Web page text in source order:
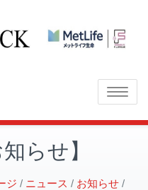
Toggle
らせ】
ジ ニュース
お知らせ